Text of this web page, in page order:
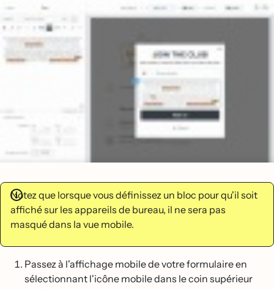
Notez que lorsque vous définissez un bloc pour qu'il soit
affiché sur les appareils de bureau, il ne sera pas
masqué dans la vue mobile.
Passez à l'affichage mobile de votre formulaire en
sélectionnant l'icône mobile dans le coin supérieur